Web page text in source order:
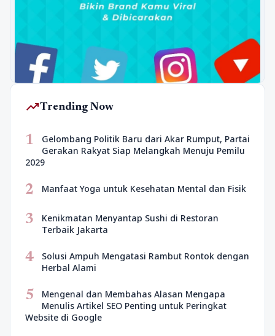
trending_upTrending Now
1
Gelombang Politik Baru dari Akar Rumput, Partai
Gerakan Rakyat Siap Melangkah Menuju Pemilu
2029
2 Manfaat Yoga untuk Kesehatan Mental dan Fisik
3
Kenikmatan Menyantap Sushi di Restoran
Terbaik Jakarta
4
Solusi Ampuh Mengatasi Rambut Rontok dengan
Herbal Alami
5
Mengenal dan Membahas Alasan Mengapa
Menulis Artikel SEO Penting untuk Peringkat
Website di Google